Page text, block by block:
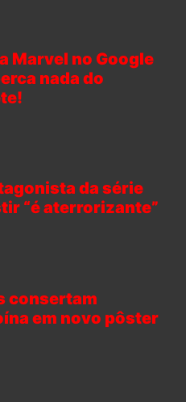
Marvel no Google
nada do
da série
“é aterrorizante”
consertam
em novo pôster